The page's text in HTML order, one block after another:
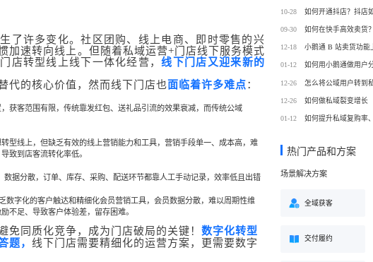
经营全链路数据洞察，公域私域打
通
全场景私域开店解决方案 针对私域运营的一站式供应链解决
子
接粉丝，高品质社群运营
企学院
企业培训系统，员工培训、考试全
营销
考公考研、专升本、出国留学等一
蒙
生-营期-家校链路闭环，实现
长
美业连锁
域新标准
营工具 提供数字化解决方案
购
购”新生态模式”，打破传统
题
私域电商
私域电商系统，全链路私域增长解
业 心理机构
了许多变化。社区团购、线上电商、即时零售的兴
加速转向线上。但随着私域运营+门店线下服务模式
店转型线上线下一体化经营，线下门店又迎来新的
代的核心价值，然而线下门店也面临着许多难点：
获客范围有限，传统靠发红包、送礼品引流的效果衰减，而传统公域
型线上，但缺乏有效的线上营销能力和工具，营销手段单一、成本高，难
致到店客流转化率低。
数据分散，订单、库存、采购、配送环节都靠人工手动记录，效率低且出错
数字化的客户触达和精细化会员营销工具，会员数据分散，难以周期性维
不足、导致客户体验差，留存困难。
免同质化竞争，成为门店破局的关键！数字化转型
题， 线下门店需要精细化的运营方案，更需要数字
10-28
09-30
12-18
01-12 如何用小鹅通做用户
12-26 怎么将公域用户转到
12-26 如何做私域裂变增长
01-12 如何提升私域复购率
热门产品和方案
场景解决方案
全域获客
交付履约